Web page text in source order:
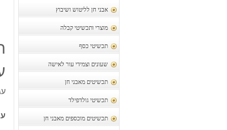
אבני חן לליטוש ושיבוץ
מוצרי ותכשיטי קבלה
תכשיטי כסף
שעונים וצמידי עור לאישה
תכשיטים מאבני חן
תכשיטי גולדפילד
תכשיטים מוכספים מאבני חן